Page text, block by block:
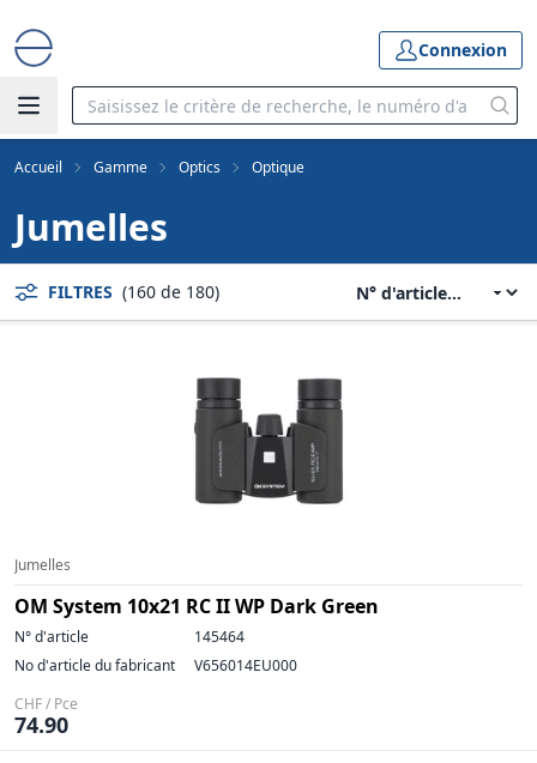
Connexion
Accueil Gamme Optics Optique
Jumelles
FILTRES (160 de 180)
Jumelles
OM System 10x21 RC II WP Dark Green
N° d'article
145464
No d'article du fabricant
V656014EU000
CHF / Pce
74.90